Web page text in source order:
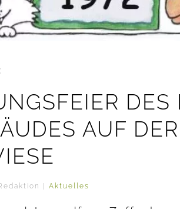
DES
AUF DER
| Aktuelles